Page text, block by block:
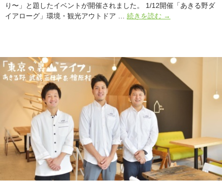
り〜」と題したイベントが開催されました。 1/12開催「あきる野ダ
イアローグ」環境・観光アウトドア … 続きを読む 「あ
ダ
イ
グ
レ
ポ
ー
ト|
東
京
→